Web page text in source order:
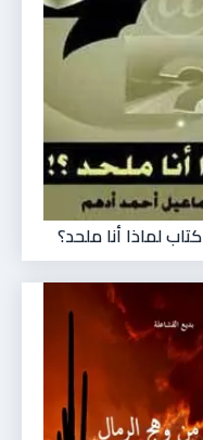
كتاب لماذا أنا ملحد؟